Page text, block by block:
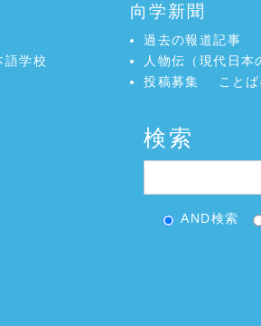
語学校
向学新聞
過去の報道記事
人物伝（現代日本
投稿募集
こと
検索
AND検索